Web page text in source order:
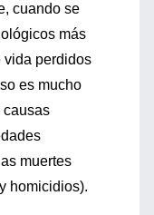
cuando se
más
vida perdidos
es mucho
causas
muertes
homicidios).